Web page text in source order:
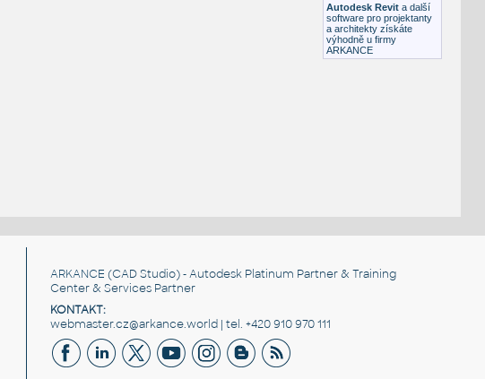
Autodesk Revit a další
software pro projektanty
a architekty získáte
výhodně u firmy
ARKANCE
ARKANCE (CAD Studio) - Autodesk Platinum Partner & Training
Center & Services Partner
KONTAKT:
webmaster.cz@arkance.world | tel. +420 910 970 111